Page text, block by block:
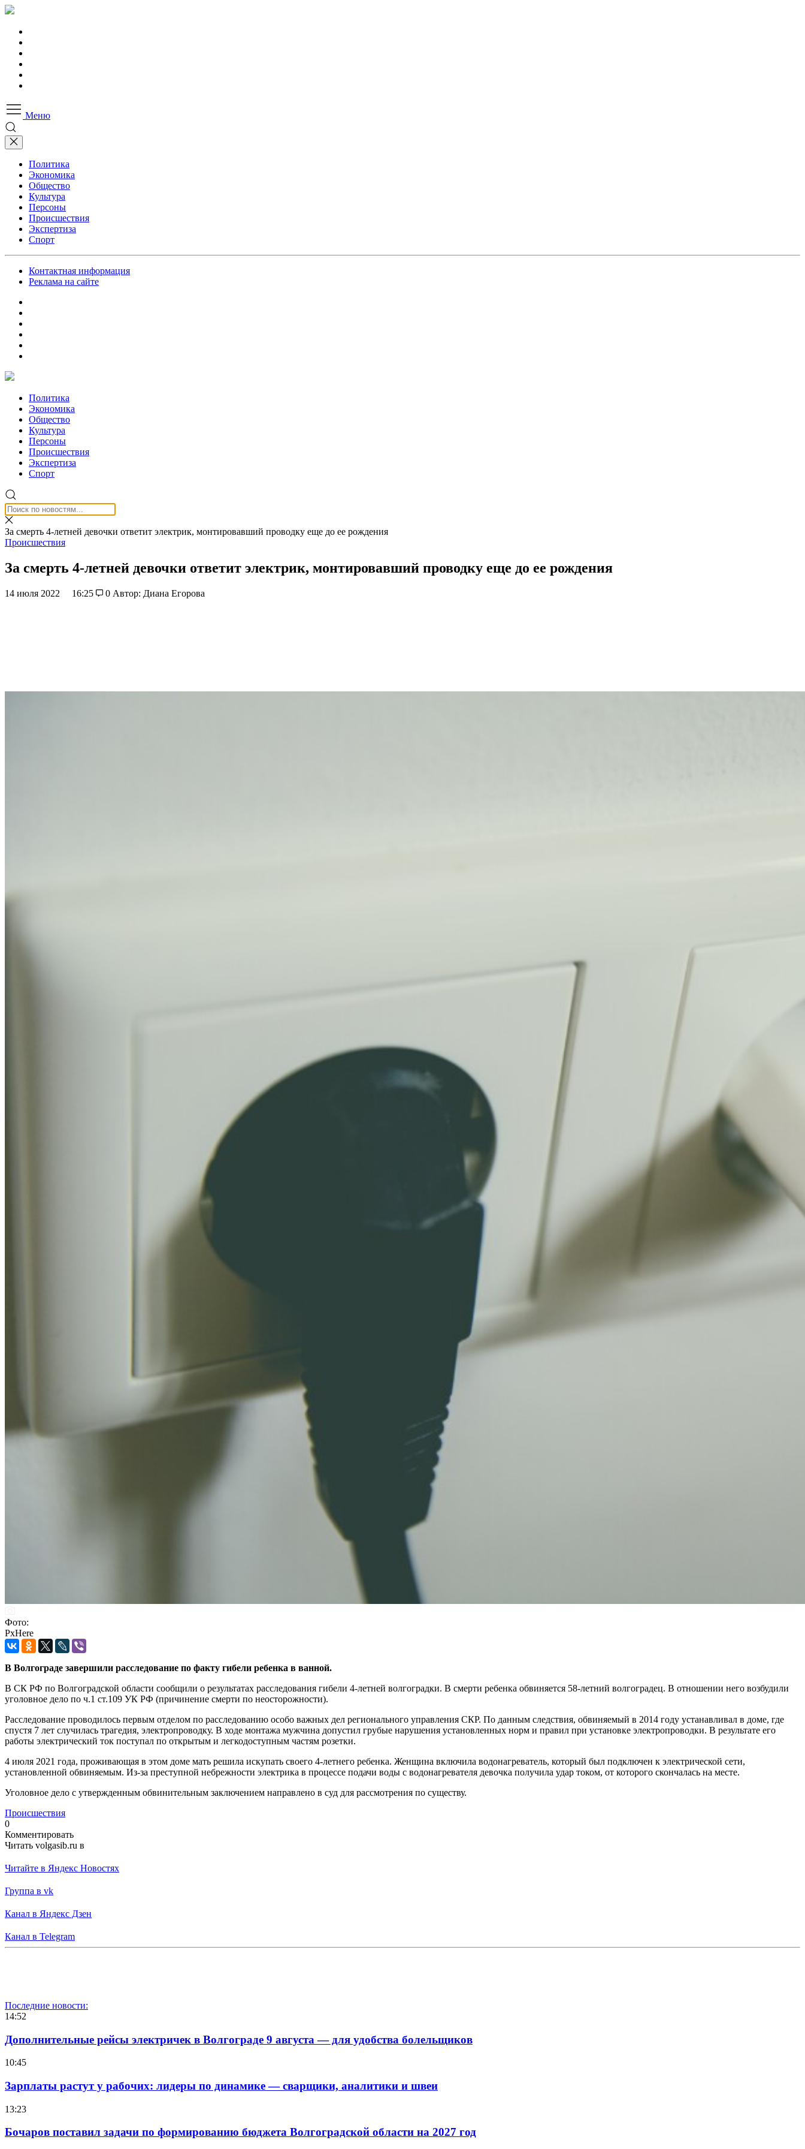
Меню
Политика
Экономика
Общество
Культура
Персоны
Происшествия
Экспертиза
Спорт
Контактная информация
Реклама на сайте
Политика
Экономика
Общество
Культура
Персоны
Происшествия
Экспертиза
Спорт
За смерть 4-летней девочки ответит электрик, монтировавший проводку еще до ее рождения
Происшествия
За смерть 4-летней девочки ответит электрик, монтировавший проводку еще до ее рождения
14 июля 2022 16:25 0 Автор: Диана Егорова
Фото:
PxHere
В Волгограде завершили расследование по факту гибели ребенка в ванной.
В СК РФ по Волгоградской области сообщили о результатах расследования гибели 4-летней волгоградки. В смерти ребенка обвиняется 58-летний волгоградец. В отношении него возбудили
уголовное дело по ч.1 ст.109 УК РФ (причинение смерти по неосторожности).
Расследование проводилось первым отделом по расследованию особо важных дел регионального управления СКР. По данным следствия, обвиняемый в 2014 году устанавливал в доме, где
спустя 7 лет случилась трагедия, электропроводку. В ходе монтажа мужчина допустил грубые нарушения установленных норм и правил при установке электропроводки. В результате его
работы электрический ток поступал по открытым и легкодоступным частям розетки.
4 июля 2021 года, проживающая в этом доме мать решила искупать своего 4-летнего ребенка. Женщина включила водонагреватель, который был подключен к электрической сети,
установленной обвиняемым. Из-за преступной небрежности электрика в процессе подачи воды с водонагревателя девочка получила удар током, от которого скончалась на месте.
Уголовное дело с утвержденным обвинительным заключением направлено в суд для рассмотрения по существу.
Происшествия
0
Комментировать
Читать volgasib.ru в
Читайте в Яндекс Новостях
Группа в vk
Канал в Яндекс Дзен
Канал в Telegram
Последние новости:
14:52
Дополнительные рейсы электричек в Волгограде 9 августа — для удобства болельщиков
10:45
Зарплаты растут у рабочих: лидеры по динамике — сварщики, аналитики и швеи
13:23
Бочаров поставил задачи по формированию бюджета Волгоградской области на 2027 год